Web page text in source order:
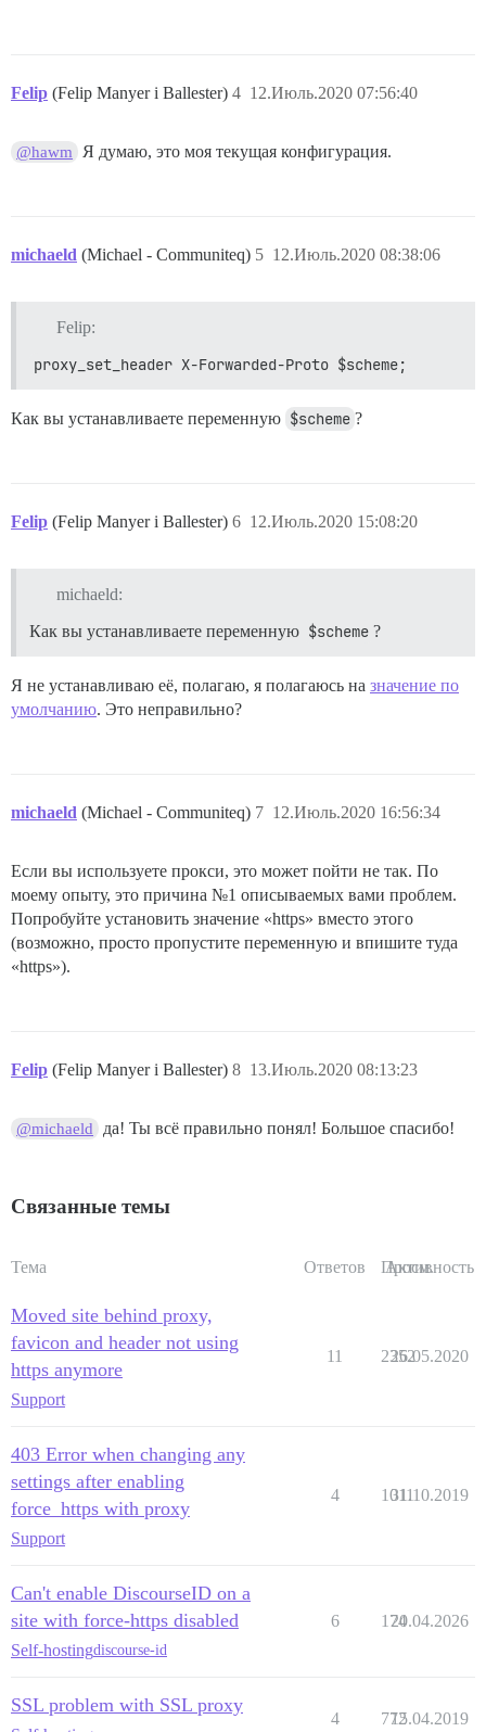
Felip (Felip Manyer i Ballester) 12.Июль.2020 07:56:40
4
@hawm Я думаю, это моя текущая конфигурация.
michaeld (Michael - Communiteq) 12.Июль.2020 08:38:06
5
Felip:
proxy_set_header X-Forwarded-Proto $scheme;
Как вы устанавливаете переменную $scheme ?
Felip (Felip Manyer i Ballester) 12.Июль.2020 15:08:20
6
michaeld:
Как вы устанавливаете переменную $scheme ?
Я не устанавливаю её, полагаю, я полагаюсь на значение по
умолчанию. Это неправильно?
michaeld (Michael - Communiteq) 12.Июль.2020 16:56:34
7
Если вы используете прокси, это может пойти не так. По
моему опыту, это причина №1 описываемых вами проблем.
Попробуйте установить значение «https» вместо этого
(возможно, просто пропустите переменную и впишите туда
«https»).
Felip (Felip Manyer i Ballester) 13.Июль.2020 08:13:23
8
@michaeld да! Ты всё правильно понял! Большое спасибо!
Связанные темы
Тема Ответов Просм.
Активность
Moved site behind proxy,
favicon and header not using
https anymore
Support
11 2352
26.05.2020
403 Error when changing any
settings after enabling
force_https with proxy
Support
4 1011
31.10.2019
Can't enable DiscourseID on a
site with force-https disabled
Self-hostingdiscourse-id
6 174
20.04.2026
SSL problem with SSL proxy
4 772
15.04.2019